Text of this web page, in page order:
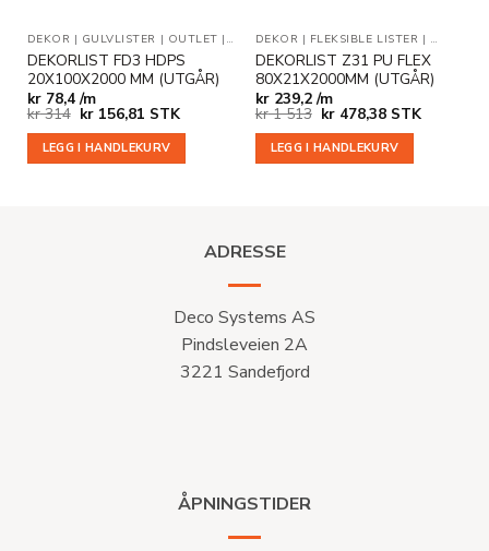
DEKOR | GULVLISTER | OUTLET | VEGG- OG DEKORLISTER
DEKORLIST FD3 HDPS
20X100X2000 MM (UTGÅR)
kr78,4 /m
kr314 Opprinnelig
var:
kr 314.
kr156,81Nåværende
er:
kr 156,81.
STK
LEGG I HANDLEKURV
DEKOR | FLEKSIBLE LISTER | OUTLET
DEKORLIST Z31 PU FLEX
80X21X2000MM (UTGÅR)
kr239,2 /m
kr1 513 Opprinnelig
var:
kr 1
513.
kr478,38Nåværende
er:
kr 478,38.
STK
LEGG I HANDLEKURV
ADRESSE
Deco Systems AS
Pindsleveien 2A
3221 Sandefjord
ÅPNINGSTIDER